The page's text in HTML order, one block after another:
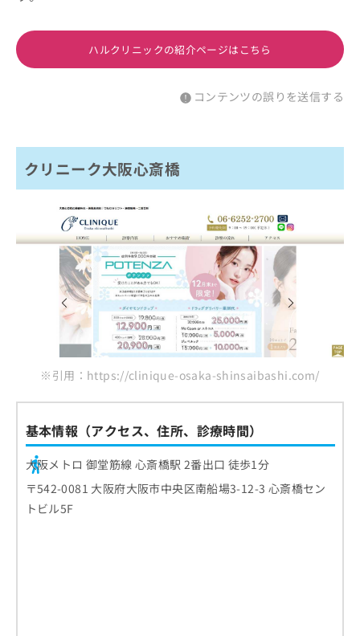
ハルクリニックの紹介ページはこちら
コンテンツの誤りを送信する
クリニーク大阪心斎橋
※引用：https://clinique-osaka-shinsaibashi.com/
基本情報（アクセス、住所、診療時間）
大阪メトロ 御堂筋線 心斎橋駅 2番出口 徒歩1分
〒542-0081 大阪府大阪市中央区南船場3-12-3 心斎橋セン
トビル5F